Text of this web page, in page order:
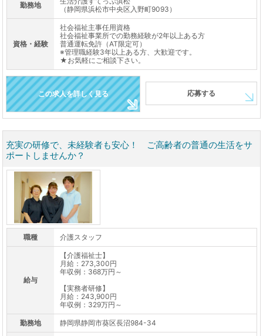
勤務地
（静岡県浜松市中央区入野町9093）
資格・経験
社会福祉主事任用資格
社会福祉事業所での勤務経験が2年以上ある方
普通運転免許（AT限定可）
※管理職経験3年以上ある方、大歓迎です。
★お気軽にご相談下さい。
この求人を詳しく見る 応募する
充実の研修で、未経験者も安心！ ご高齢者の普通の生活をサ
ポートしませんか？
職種 介護スタッフ
給与
【介護福祉士】
月給：273,300円
年収例：368万円～
【実務者研修】
月給：243,900円
年収例：329万円～
勤務地 静岡県静岡市葵区長沼984-34